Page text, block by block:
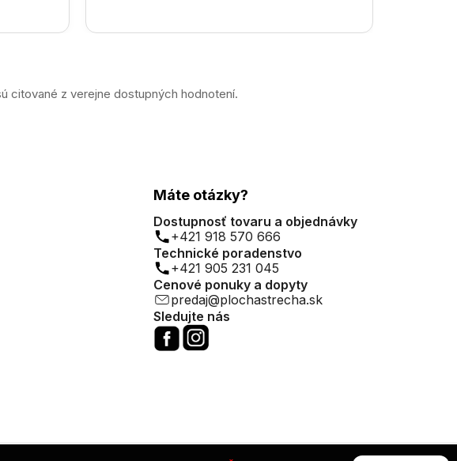
citované z verejne dostupných hodnotení.
Máte otázky?
Dostupnosť tovaru a objednávky
+421 918 570 666
Technické poradenstvo
+421 905 231 045
Cenové ponuky a dopyty
predaj@plochastrecha.sk
Sledujte nás